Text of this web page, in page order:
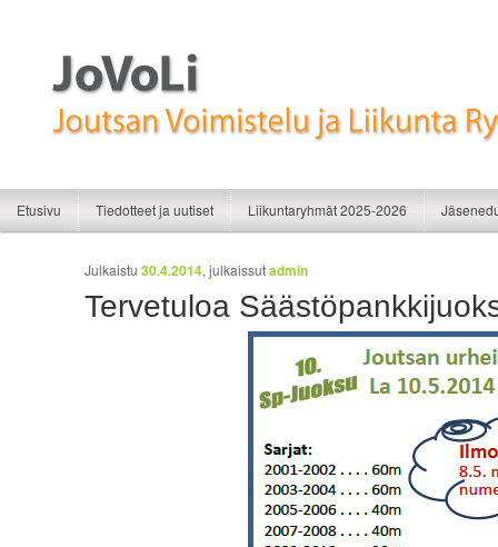
JoVoLi | Joutsan Voimistelu ja
Siirry sisältöön
Siirry toissijaiseen sisältöön
Etusivu Tiedotteet ja uutiset Liikuntaryhmät 2025-2026
Artikkelien selaus
Tervetuloa
Julkaistu 30.4.2014, julkaissutadmin